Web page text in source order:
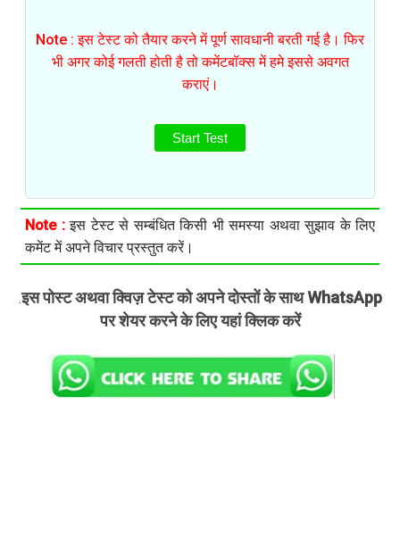
Note : इस टेस्ट को तैयार करने में पूर्ण सावधानी बरती गई है। फिर
भी अगर कोई गलती होती है तो कमेंटबॉक्स में हमे इससे अवगत
कराएं।
Start Test
Note :इस टेस्ट से सम्बंधित किसी भी समस्या अथवा सुझाव के लिए
कमेंट में अपने विचार प्रस्तुत करें।
.इस पोस्ट अथवा क्विज़ टेस्ट को अपने दोस्तों के साथ WhatsApp
पर शेयर करने के लिए यहां क्लिक करें